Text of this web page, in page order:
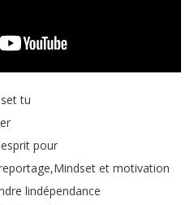
tu
pour
,Mindset et motivation
lindépendance